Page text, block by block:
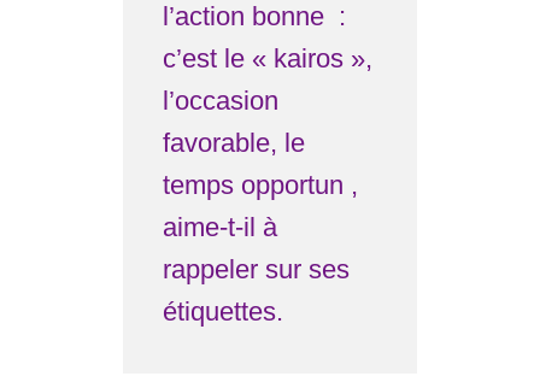
l’action bonne :
c’est le « kairos »,
l’occasion
favorable, le
temps opportun ,
aime-t-il à
rappeler sur ses
étiquettes.